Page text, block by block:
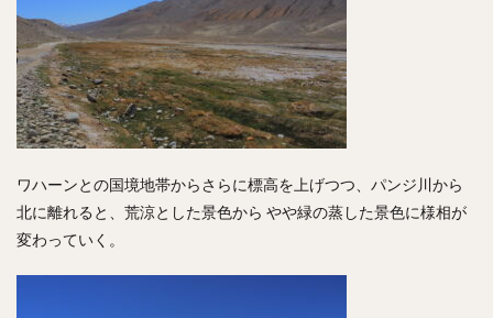
ワハーンとの国境地帯からさらに標高を上げつつ、パンジ川から
北に離れると、荒涼とした景色から やや緑の蒸した景色に様相が
変わっていく。